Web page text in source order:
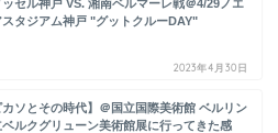
ッセル神戸 VS. 湘南ベルマーレ戦＠4/29ノエ
スタジアム神戸 "グットクルーDAY"
2023年4月30日
カソとその時代】＠国立国際美術館 ベルリン
ベルクグリューン美術館展に行ってきた感